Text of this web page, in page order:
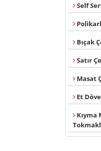
Self
Bıçak
Satır
Masat
Et